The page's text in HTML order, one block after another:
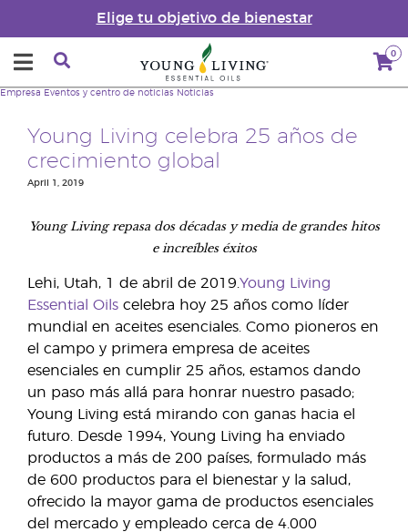
Elige tu objetivo de bienestar
0
Empresa Eventos y centro de noticias Noticias
Young Living celebra 25 años de
crecimiento global
April 1, 2019
Young Living repasa dos décadas y media de grandes hitos
e increíbles éxitos
Lehi, Utah, 1 de abril de 2019. Young Living
Essential Oils celebra hoy 25 años como líder
mundial en aceites esenciales. Como pioneros en
el campo y primera empresa de aceites
esenciales en cumplir 25 años, estamos dando
un paso más allá para honrar nuestro pasado;
Young Living está mirando con ganas hacia el
futuro. Desde 1994, Young Living ha enviado
productos a más de 200 países, formulado más
de 600 productos para el bienestar y la salud,
ofrecido la mayor gama de productos esenciales
del mercado y empleado cerca de 4.000